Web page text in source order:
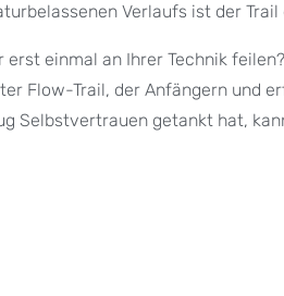
Verlaufs ist der
einmal an Ihrer Technik
Flow-Trail, der Anfängern und
Selbstvertrauen getankt hat,